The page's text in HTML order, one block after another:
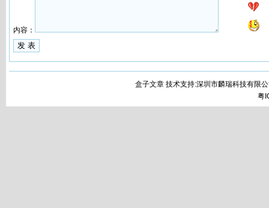
内容：
盒子文章 技术支持:深圳市麟瑞科技有限
粤